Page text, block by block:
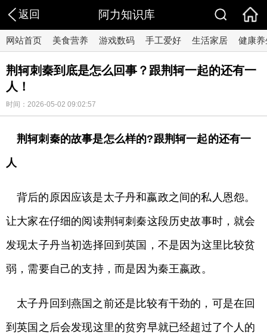
返回 阿力知识库
网站首页 美食营养 游戏数码 手工爱好 生活家居 健康养
荆轲刺秦到底是怎么回事？跟荆轲一起的还有一
人！
时间：2026-05-02 09:02:57
荆轲刺秦的故事是怎么样的?跟荆轲一起的还有一
人
背后的原因应该是太子丹和嬴政之间的私人恩怨。
让大家在仔细的阅读荆轲刺秦这段历史故事时，就会
发现太子丹当初选择回到英国，不是因为这里比较贫
弱，需要自己的支持，而是因为秦王嬴政。
太子丹回到燕国之前还是比较有干劲的，可是在回
到英国之后会发现这里的贫穷早就已经超过了个人的